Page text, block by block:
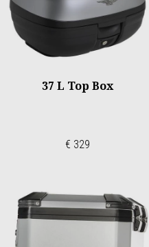
37 L Top Box
€ 329